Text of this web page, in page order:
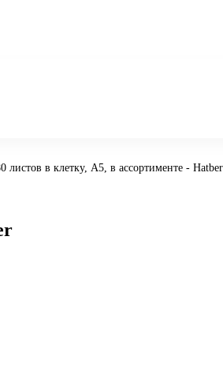
листов в клетку, А5, в ассортименте - Hatber